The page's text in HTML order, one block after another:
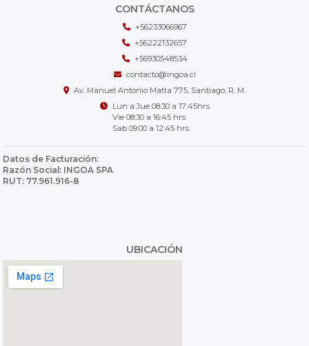
CONTÁCTANOS
+56233066967
+56222132657
+56930548534
contacto@ingoa.cl
Av. Manuel Antonio Matta 775, Santiago, R. M.
Lun a Jue 08:30 a 17:45hrs
Vie 08:30 a 16:45 hrs
Sab 09:00 a 12:45 hrs
Datos de Facturación:
Razón Social: INGOA SPA
RUT: 77.961.916-8
UBICACIÓN